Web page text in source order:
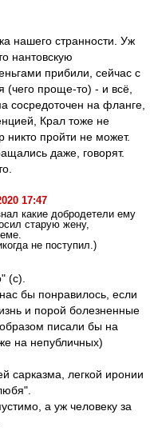
нашего странности. Уж
нантовскую
прибили, сейчас с
(чего проще-то) - и всё,
сосредоточен на фланге,
Крал тоже не
никто пройти не может.
даже, говорят.
17:47
какие добродетели ему
старую жену,
не поступил.)
(с).
бы понравилось, если
и порой болезненные
писали бы на
на непубличных)
сарказма, легкой иронии
а уж человеку за